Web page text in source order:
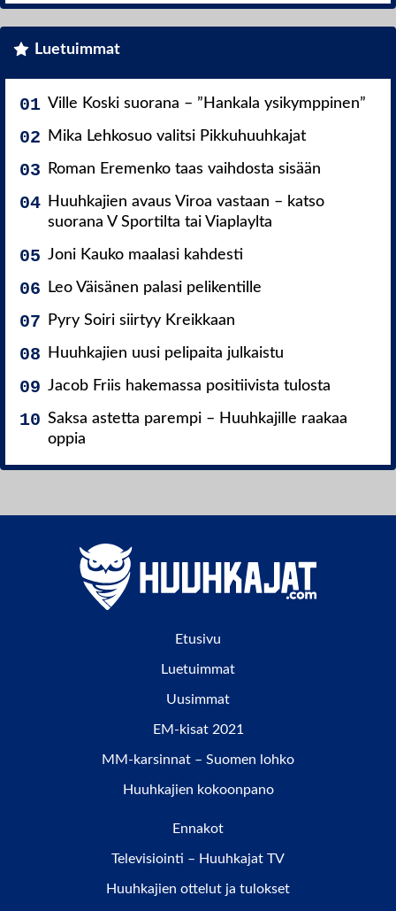
Luetuimmat
Ville Koski suorana – ”Hankala ysikymppinen”
Mika Lehkosuo valitsi Pikkuhuuhkajat
Roman Eremenko taas vaihdosta sisään
Huuhkajien avaus Viroa vastaan – katso
suorana V Sportilta tai Viaplaylta
Joni Kauko maalasi kahdesti
Leo Väisänen palasi pelikentille
Pyry Soiri siirtyy Kreikkaan
Huuhkajien uusi pelipaita julkaistu
Jacob Friis hakemassa positiivista tulosta
Saksa astetta parempi – Huuhkajille raakaa
oppia
Etusivu
Luetuimmat
Uusimmat
EM-kisat 2021
MM-karsinnat – Suomen lohko
Huuhkajien kokoonpano
Ennakot
Televisiointi – Huuhkajat TV
Huuhkajien ottelut ja tulokset